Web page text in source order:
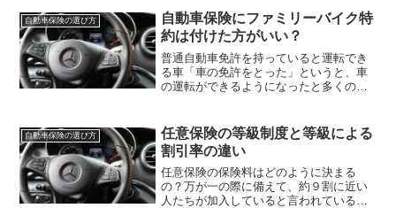
は解約できる？契約期間中に、車を廃車
にする場合は自賠責保険を...
自動車保険の選び方
自動車保険にファミリーバイク特
約は付けた方がいい？
普通自動車免許を持っていると運転でき
る車「車の免許をとった」というと、車
の運転ができるようになったと多くの方
はどのような種類の車が運転できるか、
まできちんと把握している...
自動車保険の選び方
任意保険の等級制度と等級による
割引率の違い
任意保険の保険料はどのように決まる
の？万が一の際に備えて、約９割に近い
人たちが加入していると言われているの